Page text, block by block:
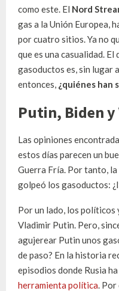
como este. El Nord
gas a la Unión Europea,
por cuatro sitios. Ya no
que es una casualidad.
gasoductos es, sin lugar
entonces, ¿quiénes han
Putin, Biden y
Las opiniones
estos días parecen un
Guerra Fría. Por tanto, la
golpeó los gasoductos:
Por un lado, los políticos
Vladimir Putin. Pero,
agujerear Putin unos
de paso? En la historia
episodios donde Rusia
herramienta política. Por